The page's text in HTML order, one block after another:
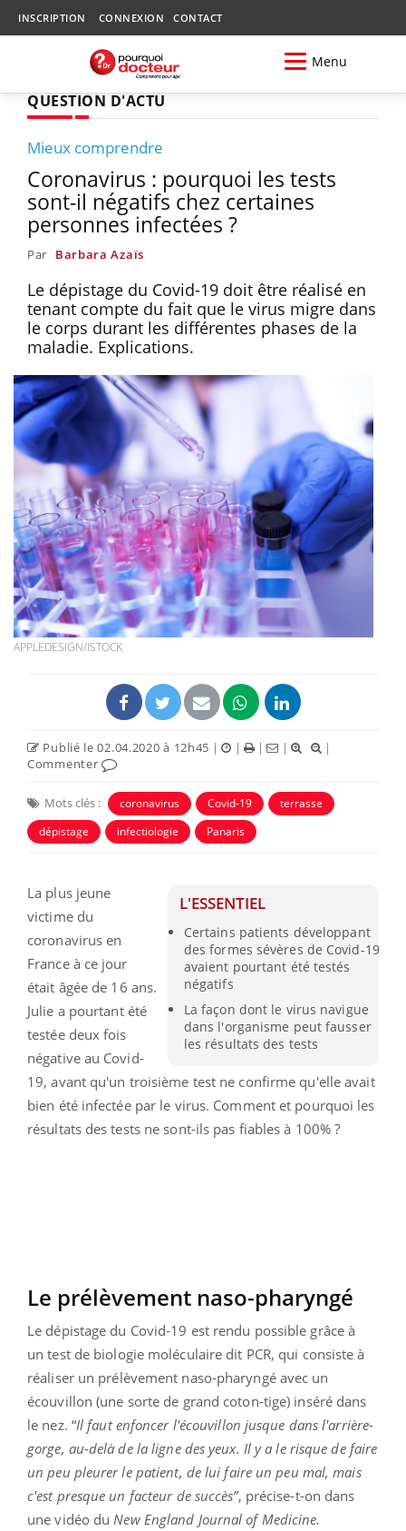
INSCRIPTION CONNEXION CONTACT
Menu
QUESTION D'ACTU
Mieux comprendre
Coronavirus : pourquoi les tests
sont-il négatifs chez certaines
personnes infectées ?
Par Barbara Azaïs
Le dépistage du Covid-19 doit être réalisé en
tenant compte du fait que le virus migre dans
le corps durant les différentes phases de la
maladie. Explications.
APPLEDESIGN/ISTOCK
Publié le 02.04.2020 à 12h45 | | | |
|
Commenter
Mots clés : coronavirus Covid-19
terrasse
dépistage
infectiologie Panaris
L'ESSENTIEL
Certains patients développant
des formes sévères de Covid-19
avaient pourtant été testés
négatifs
La façon dont le virus navigue
dans l'organisme peut fausser
les résultats des tests
La plus jeune
victime du
coronavirus en
France à ce jour
était âgée de 16 ans.
Julie a pourtant été
testée deux fois
négative au Covid-
19, avant qu'un troisième test ne confirme qu'elle avait
bien été infectée par le virus. Comment et pourquoi les
résultats des tests ne sont-ils pas fiables à 100% ?
Le prélèvement naso-pharyngé
Le dépistage du Covid-19 est rendu possible grâce à
un test de biologie moléculaire dit PCR, qui consiste à
réaliser un prélèvement naso-pharyngé avec un
écouvillon (une sorte de grand coton-tige) inséré dans
le nez. “Il faut enfoncer l'écouvillon jusque dans l'arrière-
gorge, au-delà de la ligne des yeux. Il y a le risque de faire
un peu pleurer le patient, de lui faire un peu mal, mais
c'est presque un facteur de succès”, précise-t-on dans
une vidéo duNew England Journal of Medicine.